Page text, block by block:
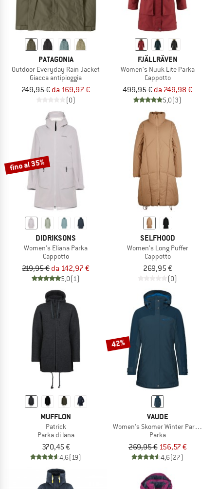
PATAGONIA
Outdoor Everyday Rain Jacket
Giacca antipioggia
249,95 € da 169,97 €
(0)
FJÄLLRÄVEN
Women's Nuuk Lite Parka
Cappotto
499,95 € da 249,98 €
5,0(3)
fino al 35%
DIDRIKSONS
Women's Eliana Parka
Cappotto
219,95 € da 142,97 €
5,0(1)
SELFHOOD
Women's Long Puffer
Cappotto
269,95 €
(0)
MUFFLON
Patrick
Parka di lana
370,45 €
4,6(19)
42%
VAUDE
Women's Skomer Winter Parka II
Parka
269,95 € 156,57 €
4,6(27)